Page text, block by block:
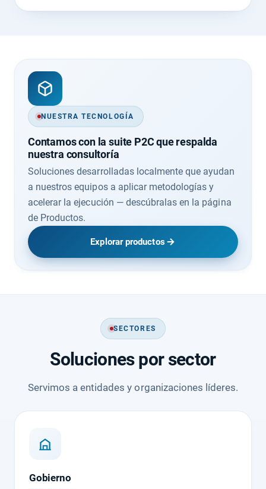
NUESTRA TECNOLOGÍA
Contamos con la suite P2C que respalda
nuestra consultoría
Soluciones desarrolladas localmente que ayudan
a nuestros equipos a aplicar metodologías y
acelerar la ejecución — descúbralas en la página
de Productos.
Explorar productos
SECTORES
Soluciones por sector
Servimos a entidades y organizaciones líderes.
Gobierno